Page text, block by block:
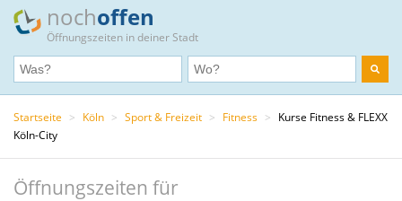
nochoffen
Öffnungszeiten in deiner Stadt
Startseite > Köln > Sport & Freizeit > Fitness > Kurse Fitness & FLEXX
Köln-City
Öffnungszeiten für